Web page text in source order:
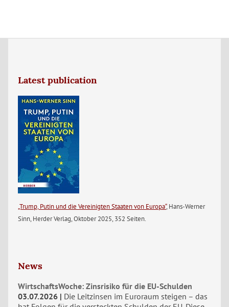
Latest publication
„Trump, Putin und die Vereinigten Staaten von Europa“, Hans-Werner
Sinn, Herder Verlag, Oktober 2025, 352 Seiten.
News
WirtschaftsWoche: Zinsrisiko für die EU-Schulden
03.07.2026
Die Leitzinsen im Euroraum steigen – das